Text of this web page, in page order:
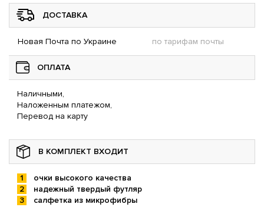
ДОСТАВКА
Новая Почта по Украине по тарифам почты
ОПЛАТА
Наличными,
Наложенным платежом,
Перевод на карту
В КОМПЛЕКТ ВХОДИТ
очки высокого качества
надежный твердый футляр
салфетка из микрофибры